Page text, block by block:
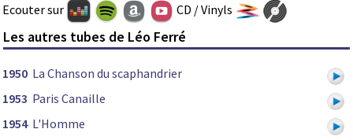
Ecouter sur
CD / Vinyls
Les autres tubes de Léo Ferré
1950 La Chanson du scaphandrier
1953 Paris Canaille
1954 L'Homme